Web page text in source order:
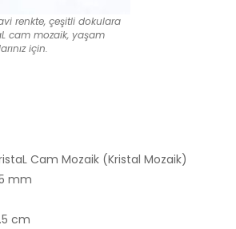
renkte, çeşitli dokulara
cam mozaik, yaşam
için.
Cam Mozaik (Kristal Mozaik)
mm
cm